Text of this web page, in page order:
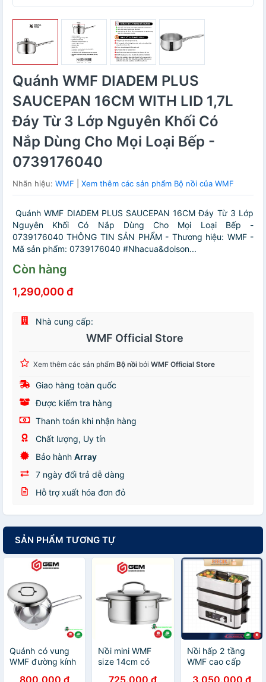
Quánh WMF DIADEM PLUS
SAUCEPAN 16CM WITH LID 1,7L
Đáy Từ 3 Lớp Nguyên Khối Có
Nắp Dùng Cho Mọi Loại Bếp -
0739176040
Nhãn hiệu: WMF Xem thêm các sản phẩm Bộ nồi của WMF
Quánh WMF DIADEM PLUS SAUCEPAN 16CM Đáy Từ 3 Lớp
Nguyên Khối Có Nắp Dùng Cho Mọi Loại Bếp -
0739176040 THÔNG TIN SẢN PHẨM - Thương hiệu: WMF -
Mã sản phẩm: 0739176040 #Nhacua&doison...
Còn hàng
1,290,000 đ
Nhà cung cấp:
WMF Official Store
Xem thêm các sản phẩm Bộ nồi bởi WMF Official Store
Giao hàng toàn quốc
Được kiểm tra hàng
Thanh toán khi nhận hàng
Chất lượng, Uy tín
Bảo hành Array
7 ngày đổi trả dễ dàng
Hỗ trợ xuất hóa đơn đỏ
SẢN PHẨM TƯƠNG TỰ
Quánh có vung
WMF đường kính
800.000 đ
Nồi mini WMF
size 14cm có
725.000 đ
Nồi hấp 2 tầng
WMF cao cấp
3.050.000 đ